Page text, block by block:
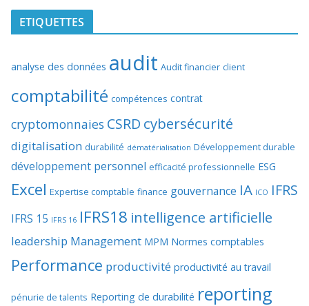
ETIQUETTES
analyse des données audit Audit financier client
comptabilité compétences contrat
cryptomonnaies CSRD cybersécurité
digitalisation durabilité dématérialisation Développement durable
développement personnel efficacité professionnelle ESG
Excel Expertise comptable finance gouvernance IA ICO IFRS
IFRS 15 IFRS 16 IFRS18 intelligence artificielle
leadership Management MPM Normes comptables
Performance productivité productivité au travail
pénurie de talents Reporting de durabilité reporting